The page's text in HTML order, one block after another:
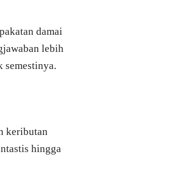
damai
lebih
semestinya.
keributan
hingga